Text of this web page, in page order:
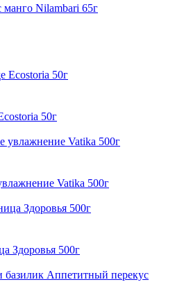
Nilambari 65г
50г
Vatika 500г
Здоровья 500г